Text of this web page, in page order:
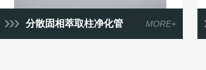
分散固相萃取柱净化管 MORE+